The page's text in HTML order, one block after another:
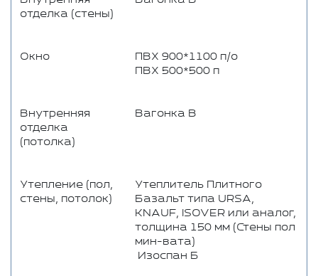
отделка (стены)
Окно
ПВХ 900*1100 п/о
ПВХ 500*500 п
Внутренняя
отделка
(потолка)
Вагонка В
Утепление (пол,
стены, потолок)
Утеплитель Плитного
Базальт типа URSA,
KNAUF, ISOVER или аналог,
толщина 150 мм (Стены пол
мин-вата)
Изоспан Б